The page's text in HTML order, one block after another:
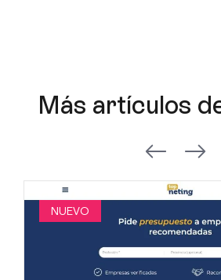
Más artículos
NUEVO